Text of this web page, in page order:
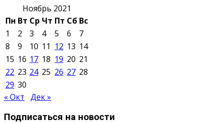
Ноябрь 2021
Пн Вт Ср Чт Пт Сб Вс
1
2 3 4 5 6
7
8
9 10 11 12 13 14
15 16 17 18 19 20 21
22 23 24 25 26 27 28
29 30
« Окт Дек »
Подписаться на новости